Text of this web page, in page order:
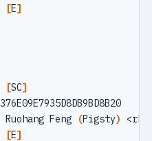
[E]
[SC]
      9592A7BC7A682E7333376E09E7935D8DB9BD8B20
Ruohang Feng (Pigsty)
[E]